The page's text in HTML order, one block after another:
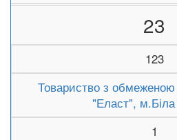
23
123
Товариство з обмеженою
"Еласт",
1